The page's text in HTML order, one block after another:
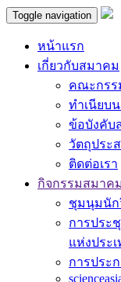
Toggle navigation
หน้าแรก
เกี่ยวกับสมาคม
คณะกรร
ทำเนียบ
ข้อบังคับ
วัตถุประ
ติดต่อเรา
กิจกรรมสมาคม
ชุมนุมนัก
การประ
แห่งประ
การประ